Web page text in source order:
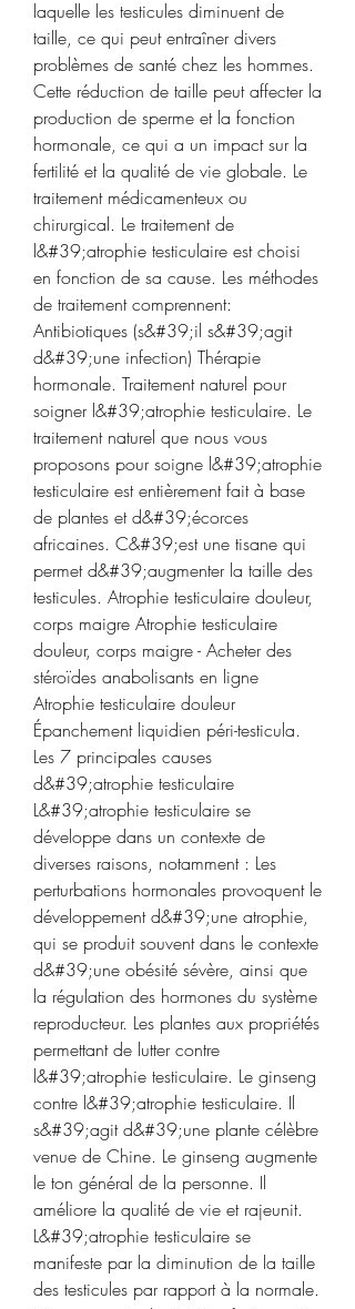
laquelle les testicules diminuent de
taille, ce qui peut entraîner divers
problèmes de santé chez les hommes.
Cette réduction de taille peut affecter la
production de sperme et la fonction
hormonale, ce qui a un impact sur la
fertilité et la qualité de vie globale. Le
traitement médicamenteux ou
chirurgical. Le traitement de
l&#39;atrophie testiculaire est choisi
en fonction de sa cause. Les méthodes
de traitement comprennent:
Antibiotiques (s&#39;il s&#39;agit
d&#39;une infection) Thérapie
hormonale. Traitement naturel pour
soigner l&#39;atrophie testiculaire. Le
traitement naturel que nous vous
proposons pour soigne l&#39;atrophie
testiculaire est entièrement fait à base
de plantes et d&#39;écorces
africaines. C&#39;est une tisane qui
permet d&#39;augmenter la taille des
testicules. Atrophie testiculaire douleur,
corps maigre Atrophie testiculaire
douleur, corps maigre - Acheter des
stéroïdes anabolisants en ligne
Atrophie testiculaire douleur
Épanchement liquidien péri-testicula.
Les 7 principales causes
d&#39;atrophie testiculaire
L&#39;atrophie testiculaire se
développe dans un contexte de
diverses raisons, notamment : Les
perturbations hormonales provoquent le
développement d&#39;une atrophie,
qui se produit souvent dans le contexte
d&#39;une obésité sévère, ainsi que
la régulation des hormones du système
reproducteur. Les plantes aux propriétés
permettant de lutter contre
l&#39;atrophie testiculaire. Le ginseng
contre l&#39;atrophie testiculaire. Il
s&#39;agit d&#39;une plante célèbre
venue de Chine. Le ginseng augmente
le ton général de la personne. Il
améliore la qualité de vie et rajeunit.
L&#39;atrophie testiculaire se
manifeste par la diminution de la taille
des testicules par rapport à la normale.